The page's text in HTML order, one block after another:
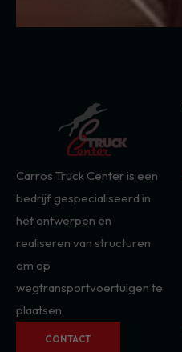
Carros Truck Center is een
bedrijf gespecialiseerd in
het ontwerpen en
realiseren van structuren
om op
wegtransportvoertuigen te
plaatsen.
CONTACT